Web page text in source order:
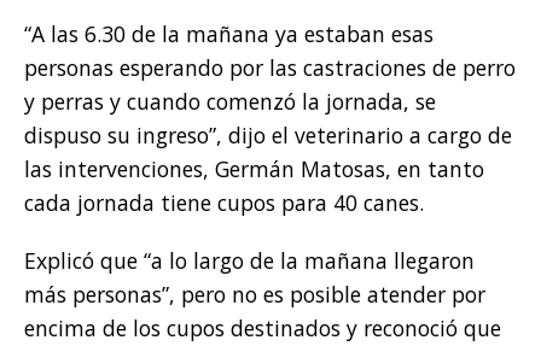
“A las 6.30 de la mañana ya estaban esas
personas esperando por las castraciones de perro
y perras y cuando comenzó la jornada, se
dispuso su ingreso”, dijo el veterinario a cargo de
las intervenciones, Germán Matosas, en tanto
cada jornada tiene cupos para 40 canes.
Explicó que “a lo largo de la mañana llegaron
más personas”, pero no es posible atender por
encima de los cupos destinados y reconoció que